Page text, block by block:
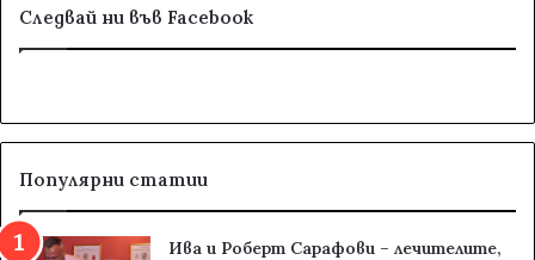
Следвай ни във Facebook
Популярни статии
Ива и Роберт Сарафови – лечителите,